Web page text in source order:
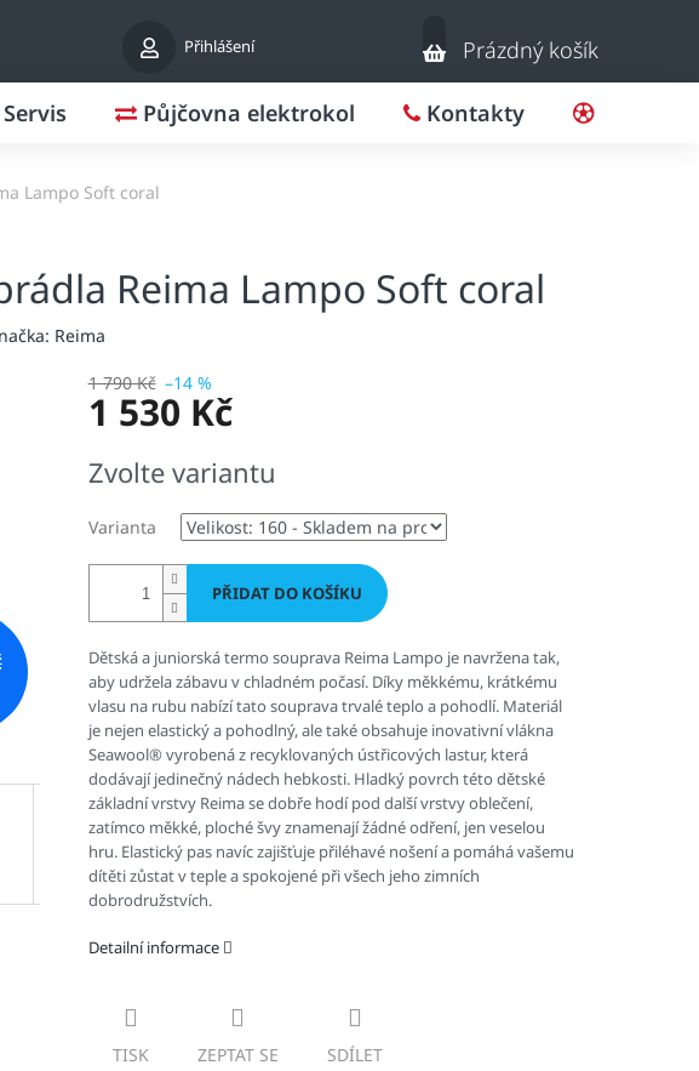
Přihlášení
Nákupní
košík
Prázdný košík
Servis Půjčovna elektrokol Kontakty
Lampo Soft coral
Reima Lampo Soft coral
Reima
1 790 Kč –14 %
1 530 Kč
cena:
Zvolte variantu
Varianta
PŘIDAT DO KOŠÍKU
Dětská a juniorská termo souprava Reima Lampo je navržena tak,
aby udržela zábavu v chladném počasí. Díky měkkému, krátkému
vlasu na rubu nabízí tato souprava trvalé teplo a pohodlí. Materiál
je nejen elastický a pohodlný, ale také obsahuje inovativní vlákna
Seawool® vyrobená z recyklovaných ústřicových lastur, která
dodávají jedinečný nádech hebkosti. Hladký povrch této dětské
základní vrstvy Reima se dobře hodí pod další vrstvy oblečení,
zatímco měkké, ploché švy znamenají žádné odření, jen veselou
hru. Elastický pas navíc zajišťuje přiléhavé nošení a pomáhá vašemu
dítěti zůstat v teple a spokojené při všech jeho zimních
dobrodružstvích.
Detailní informace
TISK ZEPTAT SE SDÍLET